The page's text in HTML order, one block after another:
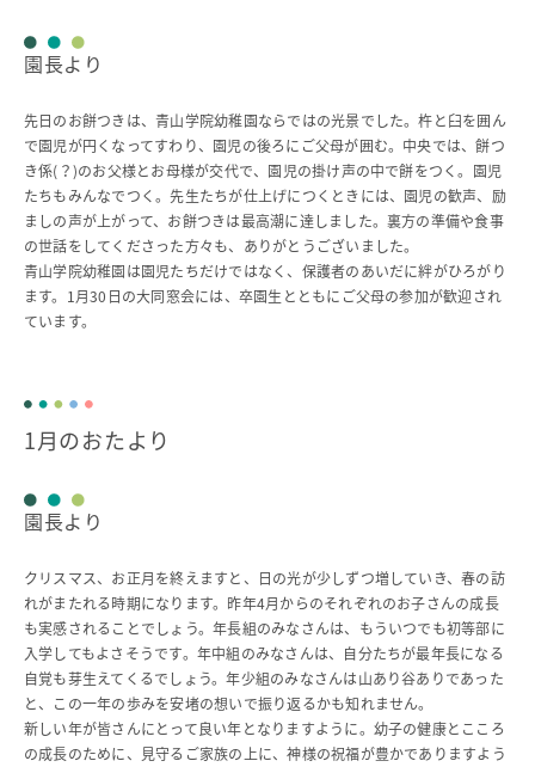
アクセスマップ
緊急・災害時の対応
園長より
先日のお餅つきは、青山学院幼稚園ならではの光景でした。杵と臼を囲ん
で園児が円くなってすわり、園児の後ろにご父母が囲む。中央では、餅つ
き係(？)のお父様とお母様が交代で、園児の掛け声の中で餅をつく。園児
たちもみんなでつく。先生たちが仕上げにつくときには、園児の歓声、励
ましの声が上がって、お餅つきは最高潮に達しました。裏方の準備や食事
の世話をしてくださった方々も、ありがとうございました。
青山学院幼稚園は園児たちだけではなく、保護者のあいだに絆がひろがり
ます。1月30日の大同窓会には、卒園生とともにご父母の参加が歓迎され
ています。
1月のおたより
園長より
クリスマス、お正月を終えますと、日の光が少しずつ増していき、春の訪
れがまたれる時期になります。昨年4月からのそれぞれのお子さんの成長
も実感されることでしょう。年長組のみなさんは、もういつでも初等部に
入学してもよさそうです。年中組のみなさんは、自分たちが最年長になる
自覚も芽生えてくるでしょう。年少組のみなさんは山あり谷ありであった
と、この一年の歩みを安堵の想いで振り返るかも知れません。
新しい年が皆さんにとって良い年となりますように。幼子の健康とこころ
の成長のために、見守るご家族の上に、神様の祝福が豊かでありますよう